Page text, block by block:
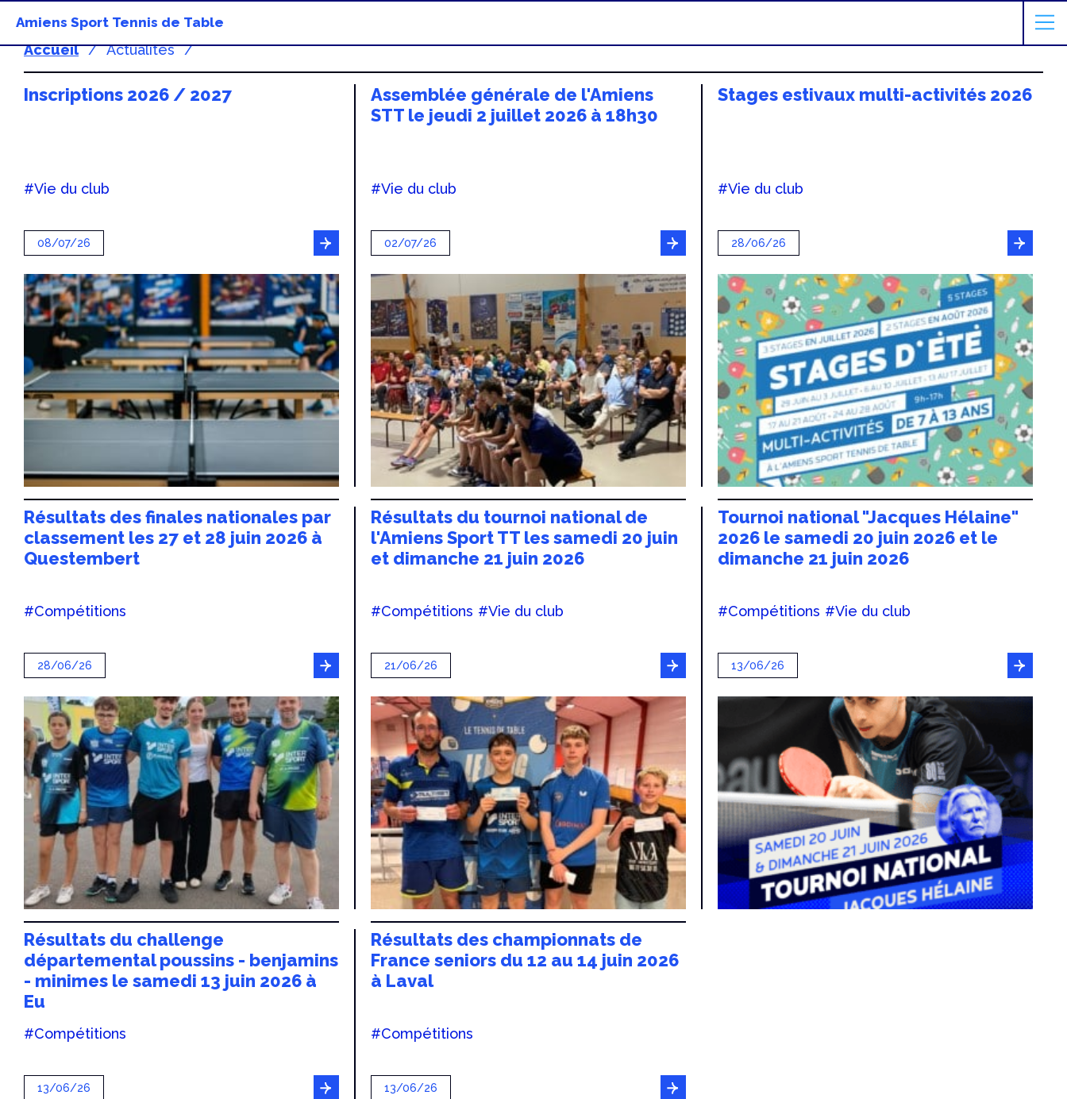
Amiens Sport Tennis de Table
Accueil Actualités
Inscriptions 2026 / 2027
#Vie du club
08/07/26
Assemblée générale de l'Amiens
STT le jeudi 2 juillet 2026 à 18h30
#Vie du club
02/07/26
Stages estivaux multi-activités 2026
#Vie du club
28/06/26
Résultats des finales nationales par
classement les 27 et 28 juin 2026 à
Questembert
#Compétitions
28/06/26
Résultats du tournoi national de
l'Amiens Sport TT les samedi 20 juin
et dimanche 21 juin 2026
#Compétitions #Vie du club
21/06/26
Tournoi national "Jacques Hélaine"
2026 le samedi 20 juin 2026 et le
dimanche 21 juin 2026
#Compétitions #Vie du club
13/06/26
Résultats du challenge
départemental poussins - benjamins
- minimes le samedi 13 juin 2026 à
Eu
#Compétitions
13/06/26
Résultats des championnats de
France seniors du 12 au 14 juin 2026
à Laval
#Compétitions
13/06/26